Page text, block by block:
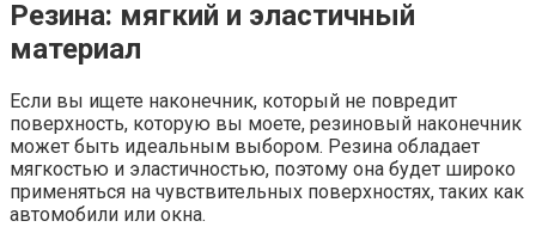
Резина: мягкий и эластичный
материал
Если вы ищете наконечник, который не повредит
поверхность, которую вы моете, резиновый наконечник
может быть идеальным выбором. Резина обладает
мягкостью и эластичностью, поэтому она будет широко
применяться на чувствительных поверхностях, таких как
автомобили или окна.